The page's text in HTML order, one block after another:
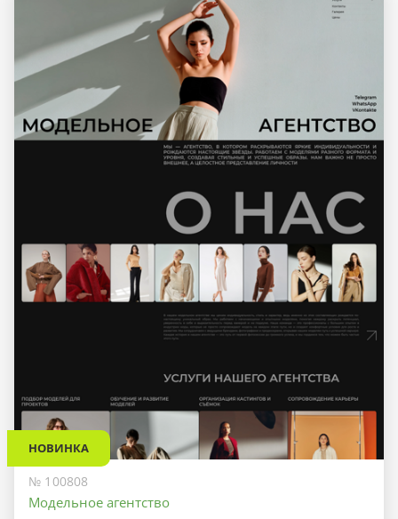
НОВИНКА
№ 100808
Модельное агентство